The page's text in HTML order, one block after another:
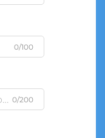
0/100
0/200